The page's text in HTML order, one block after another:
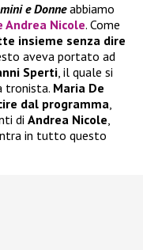
e Donneabbiamo
Nicole. Come
insieme senza dire
aveva portato ad
Sperti, il quale si
tronista. Maria De
dal programma,
di Andrea Nicole,
in tutto questo